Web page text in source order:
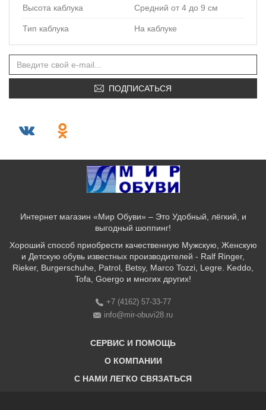
Высота каблука Средний от 4 до 9 см
Тип каблука На каблуке
ПОДПИСАТЬСЯ
Интернет магазин «Мир Обуви» – Это Удобный, лёгкий, и
выгодный шоппинг!
Хороший способ приобрести качественную Мужскую, Женскую
и Детскую обувь известных производителей - Ralf Ringer,
Rieker, Burgerschuhe, Patrol, Betsy, Marco Tozzi, Legre. Keddo,
Tofa, Goergo и многих других!
+7 (4162) 57-33-77
info@mir-obuvi28.ru
СЕРВИС И ПОМОЩЬ
Бонусная программа
О КОМПАНИИ
C НАМИ ЛЕГКО СВЯЗАТЬСЯ